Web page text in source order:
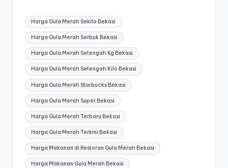
Tags:
Harga Gula Merah Sekilo Bekasi
Harga Gula Merah Serbuk Bekasi
Harga Gula Merah Setengah Kg Bekasi
Harga Gula Merah Setengah Kilo Bekasi
Harga Gula Merah Starbucks Bekasi
Harga Gula Merah Super Bekasi
Harga Gula Merah Terbaru Bekasi
Harga Gula Merah Terkini Bekasi
Harga Makanan di Restoran Gula Merah Bekasi
Harga Makanan Gula Merah Bekasi